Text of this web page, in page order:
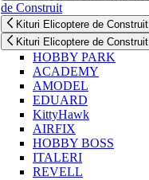
de Construit
Kituri Elicoptere de Construit
Kituri Elicoptere de Construit
HOBBY PARK
ACADEMY
AMODEL
EDUARD
KittyHawk
AIRFIX
HOBBY BOSS
ITALERI
REVELL